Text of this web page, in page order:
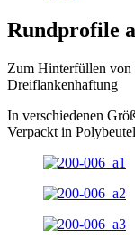
Rundprofile
Zum Hinterfüllen von
Dreiflankenhaftung
In verschiedenen
Verpackt in